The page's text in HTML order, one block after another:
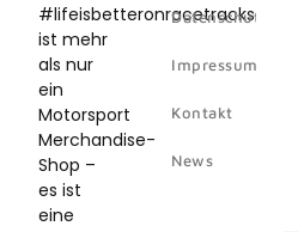
#lifeisbetteronracetracks
ist mehr
als nur
ein
Motorsport
Merchandise-
Shop –
es ist
eine
Datenschutz
Impressum
Kontakt
News